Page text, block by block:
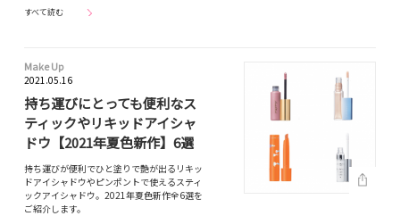
すべて読む
Make Up
2021.05.16
持ち運びにとっても便利なス
ティックやリキッドアイシャ
ドウ【2021年夏色新作】6選
持ち運びが便利でひと塗りで艶が出るリキッ
ドアイシャドウやピンポントで使えるスティ
ックアイシャドウ。2021年夏色新作全6選を
ご紹介します。